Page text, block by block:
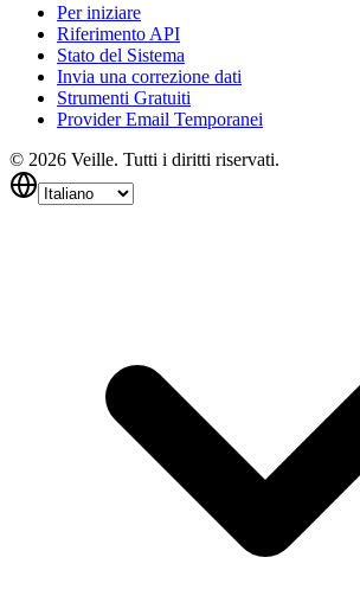
Per iniziare
Riferimento API
Stato del Sistema
Invia una correzione dati
Strumenti Gratuiti
Provider Email Temporanei
© 2026 Veille. Tutti i diritti riservati.